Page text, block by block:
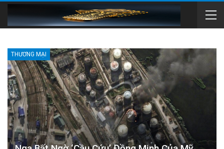
THƯƠNG MẠI